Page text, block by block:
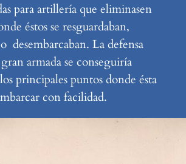
para artillería que eliminasen
éstos se resguardaban,
desembarcaban. La defensa
armada se conseguiría
principales puntos donde ésta
con facilidad.